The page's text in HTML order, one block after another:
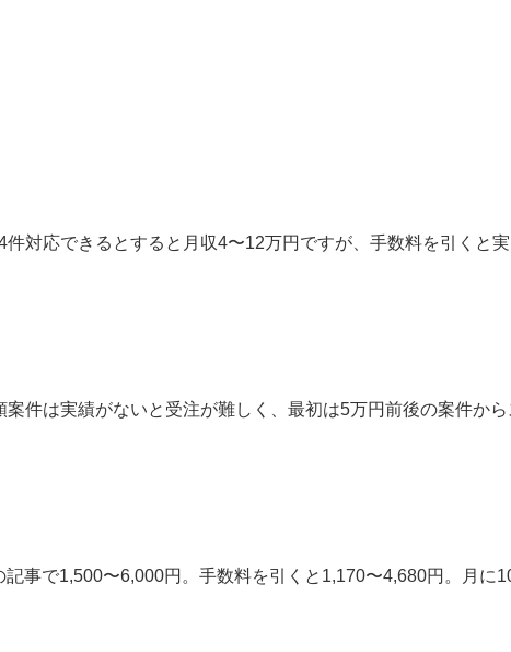
対応できるとすると月収4〜12万円ですが、手数料を引くと実
件は実績がないと受注が難しく、最初は5万円前後の案件から
事で1,500〜6,000円。手数料を引くと1,170〜4,680円。月に